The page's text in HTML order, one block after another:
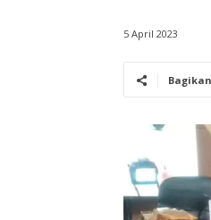
5 April 2023
Bagikan